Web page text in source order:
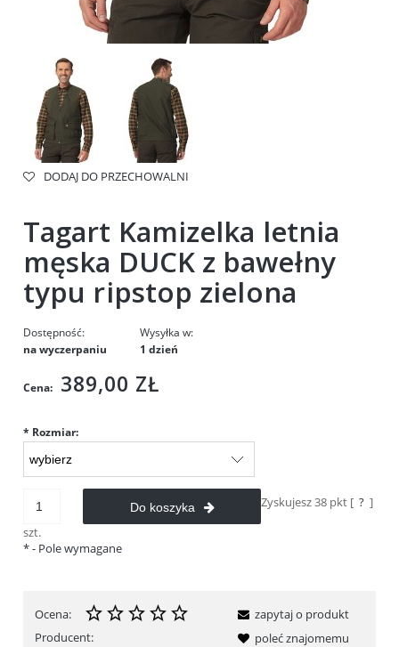
DODAJ DO PRZECHOWALNI
Tagart Kamizelka letnia
męska DUCK z bawełny
typu ripstop zielona
Dostępność:
na wyczerpaniu
Wysyłka w:
1 dzień
Cena: 389,00 ZŁ
* Rozmiar:
szt.
Do koszyka Zyskujesz38 pkt [ ? ]
*- Pole wymagane
Ocena:
Producent:
zapytaj o produkt
poleć znajomemu